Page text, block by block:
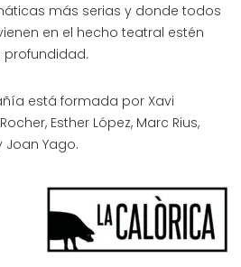
más serias y donde todos
en el hecho teatral estén
está formada por Xavi
Esther López, Marc Rius,
Joan Yago.